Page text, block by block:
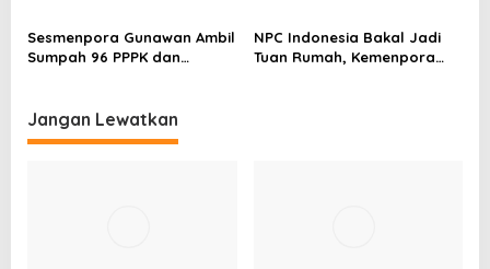
Sesmenpora Gunawan Ambil
Sumpah 96 PPPK dan
NPC Indonesia Bakal Jadi
Tuan Rumah, Kemenpora
Jangan Lewatkan